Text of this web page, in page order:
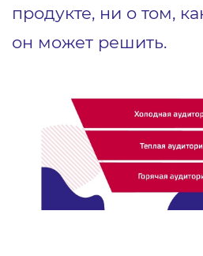
продукте, ни о том,
он может решить.